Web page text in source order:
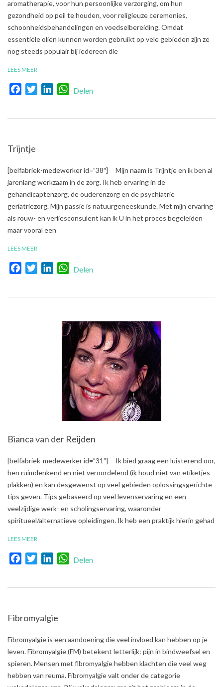
aromatherapie, voor hun persoonlijke verzorging, om hun
gezondheid op peil te houden, voor religieuze ceremonies,
schoonheidsbehandelingen en voedselbereiding. Omdat
essentiële oliën kunnen worden gebruikt op vele gebieden zijn ze
nog steeds populair bij iedereen die
LEES MEER
FacebookTwitterLinkedInWhatsApp
Delen
Trijntje
2020-
01-
[belfabriek-medewerker id=”38″] Mijn naam is Trijntje en ik ben al
jarenlang werkzaam in de zorg. Ik heb ervaring in de
gehandicaptenzorg, de ouderenzorg en de psychiatrie
geriatriezorg. Mijn passie is natuurgeneeskunde. Met mijn ervaring
als rouw- en verliesconsulent kan ik U in het proces begeleiden
maar vooral een
LEES MEER
FacebookTwitterLinkedInWhatsApp
Delen
Bianca van der Reijden
2018-
08-
23
[belfabriek-medewerker id=”31″] Ik bied graag een luisterend oor,
ben ruimdenkend en niet veroordelend (ik houd niet van etiketjes
plakken) en kan desgewenst op veel gebieden oplossingsgerichte
tips geven. Tips gebaseerd op veel levenservaring en een
veelzijdige werk- en scholingservaring, waaronder
spiritueel/alternatieve opleidingen. Ik heb een praktijk hierin gehad
LEES MEER
FacebookTwitterLinkedInWhatsApp
Delen
Fibromyalgie
2018-
05-
07
Fibromyalgie is een aandoening die veel invloed kan hebben op je
leven. Fibromyalgie (FM) betekent letterlijk: pijn in bindweefsel en
spieren. Mensen met fibromyalgie hebben klachten die veel weg
hebben van reuma. Fibromyalgie valt onder de categorie